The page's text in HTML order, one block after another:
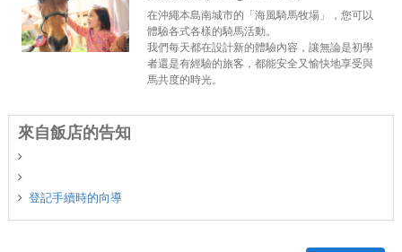
在沖繩本島南城市的「海風騎馬牧場」，您可以
體驗各式各樣的騎馬活動。
我們每天都在設計新的體驗內容，讓無論是初學
者還是有經驗的旅客，都能安全又愉快地享受與
馬共度的時光。
來自飯店的告知
登記手續時的向導